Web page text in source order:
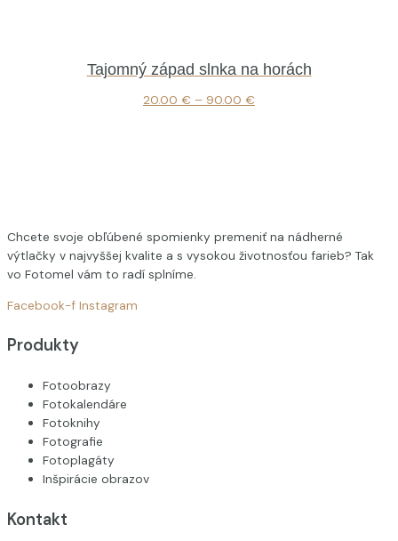
Tajomný západ slnka na horách
20.00 € – 90.00 €
Chcete svoje obľúbené spomienky premeniť na nádherné
výtlačky v najvyššej kvalite a s vysokou životnosťou farieb? Tak
vo Fotomel vám to radí splníme.
Facebook-f Instagram
Produkty
Fotoobrazy
Fotokalendáre
Fotoknihy
Fotografie
Fotoplagáty
Inšpirácie obrazov
Kontakt